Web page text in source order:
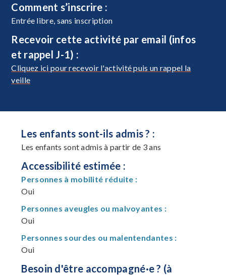
Comment s’inscrire :
Entrée libre, sans inscription
Recevoir cette activité par email (infos
et rappel J-1) :
Cliquez ici pour recevoir l'activité puis un rappel la
veille
Les enfants sont-ils admis ? :
Les enfants sont admis à partir de 3 ans
Accessibilité estimée :
Personnes à mobilité réduite :
Oui
Personnes aveugles ou malvoyantes :
Oui
Personnes sourdes ou malentendantes :
Oui
Besoin d'être accompagné·e ? (à